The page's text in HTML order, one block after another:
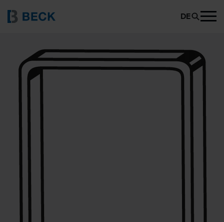
BECK 300 PRODUKT ANFRAGEN
DE